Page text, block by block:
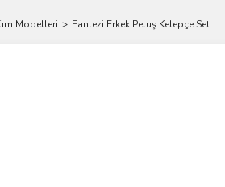
Modelleri Fantezi Erkek Peluş Kelepçe Set